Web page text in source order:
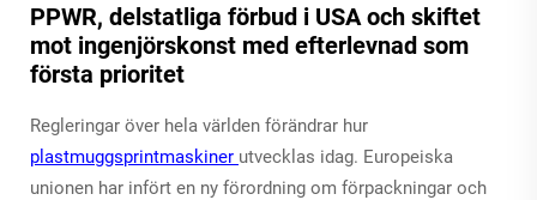
PPWR, delstatliga förbud i USA och skiftet
mot ingenjörskonst med efterlevnad som
första prioritet
Regleringar över hela världen förändrar hur
plastmuggsprintmaskiner utvecklas idag. Europeiska
unionen har infört en ny förordning om förpackningar och